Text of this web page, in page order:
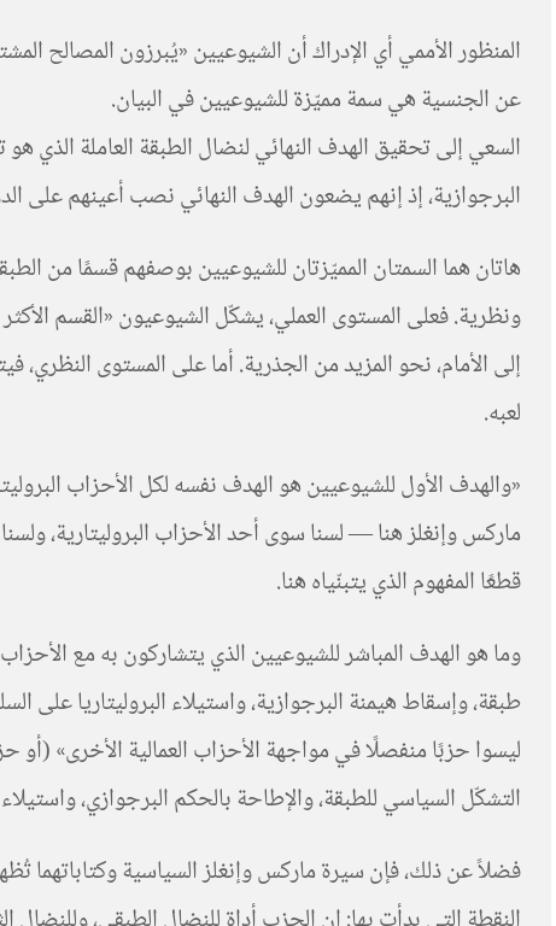
المنظور الأممي أي الإدراك أن الشيوعيين «يُبرزون المصالح
عن الجنسية هي سمة مميّزة للشيوعيين في البيان.
السعي إلى تحقيق الهدف النهائي لنضال الطبقة العاملة الذي
البرجوازية، إذ إنهم يضعون الهدف النهائي نصب أعينهم على
هاتان هما السمتان المميّزتان للشيوعيين بوصفهم قسمًا من
ونظرية. فعلى المستوى العملي، يشكّل الشيوعيون «القسم
إلى الأمام، نحو المزيد من الجذرية. أما على المستوى
لعبه.
«والهدف الأول للشيوعيين هو الهدف نفسه لكل الأحزاب
ماركس وإنغلز هنا — لسنا سوى أحد الأحزاب البروليتارية،
قطعًا المفهوم الذي يتبنّياه هنا.
وما هو الهدف المباشر للشيوعيين الذي يتشاركون به مع
طبقة، وإسقاط هيمنة البرجوازية، واستيلاء البروليتاريا على
ليسوا حزبًا منفصلًا في مواجهة الأحزاب العمالية الأخرى» (أو
التشكّل السياسي للطبقة، والإطاحة بالحكم البرجوازي،
فضلاً عن ذلك، فإن سيرة ماركس وإنغلز السياسية وكتاباتهما